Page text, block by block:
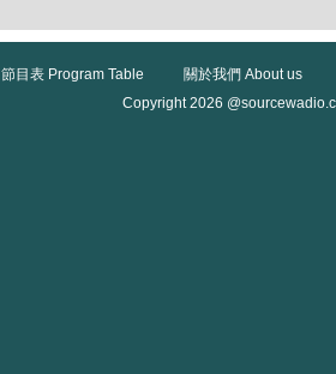
節目表 Program Table
關於我們 About us
Copyright 2026